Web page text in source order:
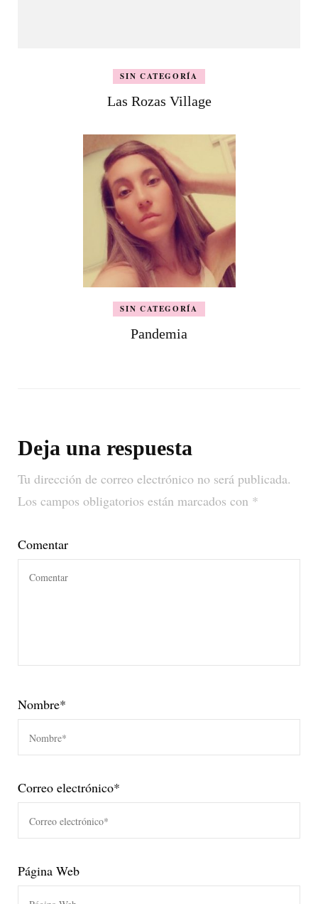
SIN CATEGORÍA
Las Rozas Village
SIN CATEGORÍA
Pandemia
Deja una respuesta
Tu dirección de correo electrónico no será publicada.
Los campos obligatorios están marcados con *
Comentar
Nombre*
Correo electrónico*
Página Web